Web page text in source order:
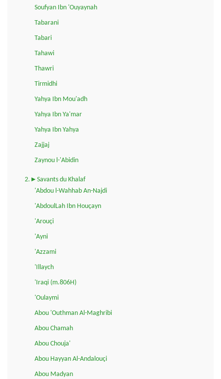
Soufyan Ibn 'Ouyaynah
Tabarani
Tabari
Tahawi
Thawri
Tirmidhi
Yahya Ibn Mou'adh
Yahya Ibn Ya'mar
Yahya Ibn Yahya
Zajjaj
Zaynou l-'Abidin
2.►Savants du Khalaf
'Abdou l-Wahhab An-Najdi
'AbdoulLah Ibn Houçayn
'Arouçi
'Ayni
'Azzami
'Illaych
'Iraqi (m.806H)
'Oulaymi
Abou 'Outhman Al-Maghribi
Abou Chamah
Abou Chouja'
Abou Hayyan Al-Andalouçi
Abou Madyan